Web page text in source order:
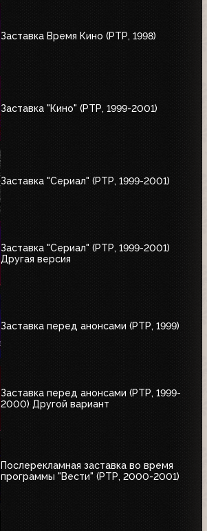
Заставка Время Кино (РТР, 1998)
Заставка "Кино" (РТР, 1999-2001)
Заставка "Сериал" (РТР, 1999-2001)
Заставка "Сериал" (РТР, 1999-2001)
Другая версия
Заставка перед анонсами (РТР, 1999)
Заставка перед анонсами (РТР, 1999-
2000) Другой вариант
Послерекламная заставка во время
программы "Вести" (РТР, 2000-2001)